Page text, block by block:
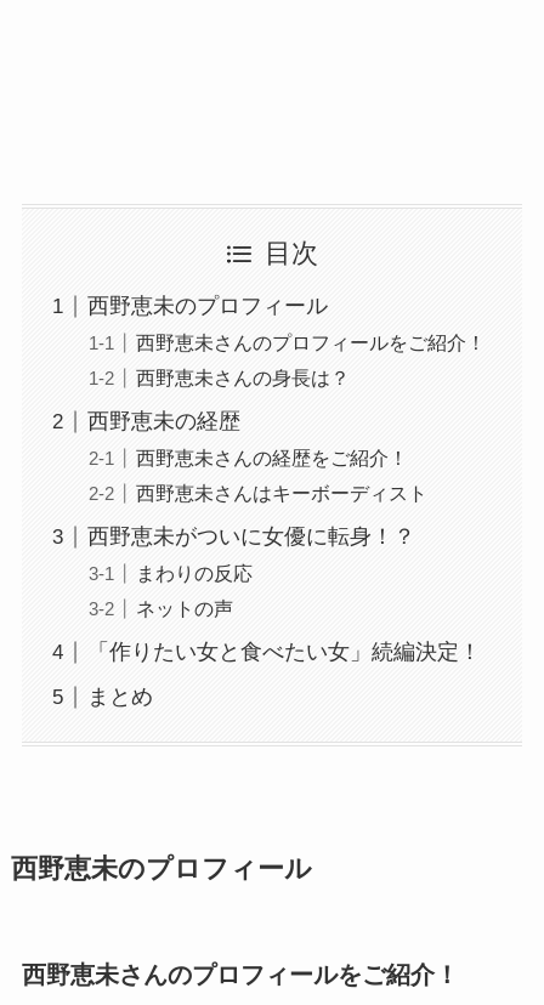
目次
西野恵未のプロフィール
西野恵未さんのプロフィールをご紹介！
西野恵未さんの身長は？
西野恵未の経歴
西野恵未さんの経歴をご紹介！
西野恵未さんはキーボーディスト
西野恵未がついに女優に転身！？
まわりの反応
ネットの声
「作りたい女と食べたい女」続編決定！
まとめ
西野恵未のプロフィール
西野恵未さんのプロフィールをご紹介！